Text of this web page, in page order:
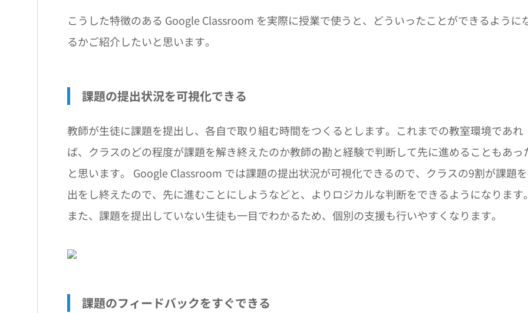
こうした特徴のある Google Classroom を実際に授業で使うと、どういったことができるように
るかご紹介したいと思います。
課題の提出状況を可視化できる
教師が生徒に課題を提出し、各自で取り組む時間をつくるとします。これまでの教室環境であれ
ば、クラスのどの程度が課題を解き終えたのか教師の勘と経験で判断して先に進めることもあっ
と思います。 Google Classroom では課題の提出状況が可視化できるので、クラスの9割が課題
出をし終えたので、先に進むことにしようなどと、よりロジカルな判断をできるようになります
また、課題を提出していない生徒も一目でわかるため、個別の支援も行いやすくなります。
課題のフィードバックをすぐできる